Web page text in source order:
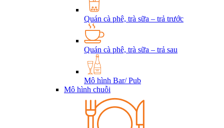
Quán cà phê, trà sữa – trả trước
Quán cà phê, trà sữa – trả sau
Mô hình Bar/ Pub
Mô hình chuỗi